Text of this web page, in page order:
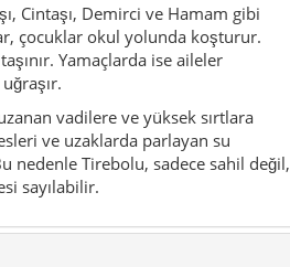
Cintaşı, Demirci ve Hamam gibi
çocuklar okul yolunda koşturur.
Yamaçlarda ise aileler
vadilere ve yüksek sırtlara
ve uzaklarda parlayan su
nedenle Tirebolu, sadece sahil değil,
sayılabilir.